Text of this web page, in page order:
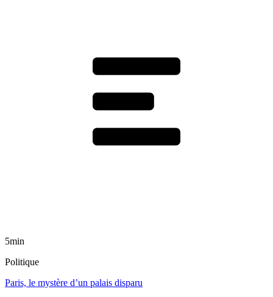
5min
Politique
Paris, le mystère d’un palais disparu